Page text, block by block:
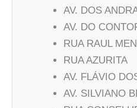
AV. DOS
AV. DO
RUA RAUL
RUA AZURITA
AV. FLÁVIO
AV. SILVIANO